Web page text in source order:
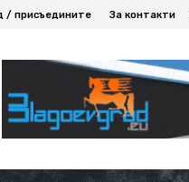
/ присъедините За контакти